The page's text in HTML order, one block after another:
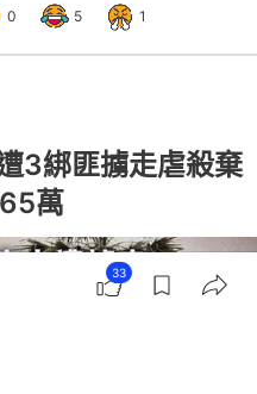
0 5 1
3綁匪擄走虐殺棄
萬
33